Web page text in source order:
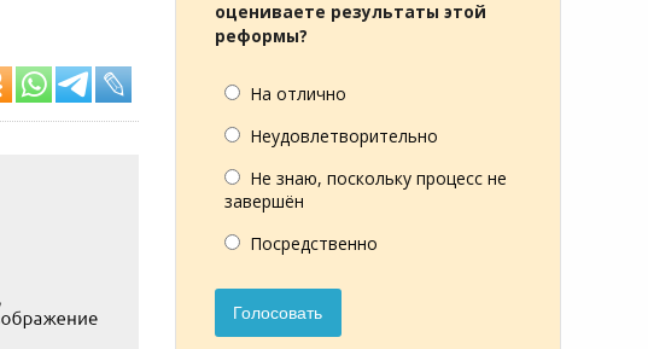
оцениваете результаты этой
реформы?
На отлично
Неудовлетворительно
Не знаю, поскольку процесс не
завершён
Посредственно
Голосовать